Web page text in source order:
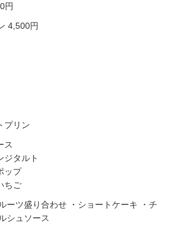
円
4,500円
プリン
ス
ジタルト
ップ
ちご
ーツ盛り合わせ ・ショートケーキ ・チ
シュソース